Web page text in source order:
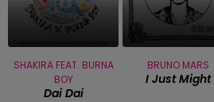
SHAKIRA FEAT. BURNA
BOY
Dai Dai
BRUNO MARS
I Just Might